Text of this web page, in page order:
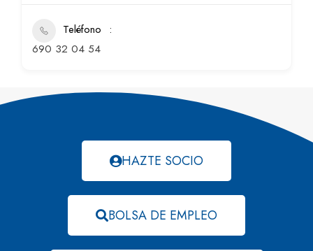
Teléfono
690 32 04 54
HAZTE SOCIO
BOLSA DE EMPLEO